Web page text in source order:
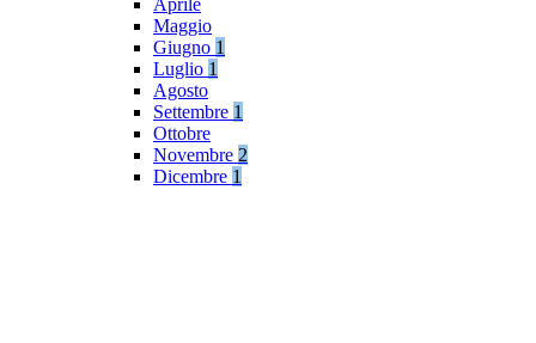
Aprile
Maggio
Giugno 1
Luglio 1
Agosto
Settembre 1
Ottobre
Novembre 2
Dicembre 1